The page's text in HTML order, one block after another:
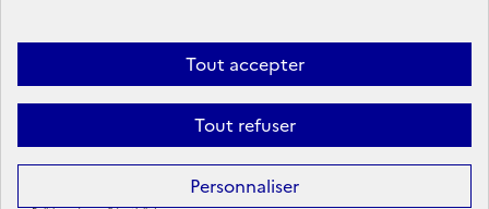
Tout accepter
Tout refuser
Personnaliser
Mentions légales
conforme
Politique d’utilisation des témoins de connexion
Sauf mention contraire, tous les contenus de ce site sont sous